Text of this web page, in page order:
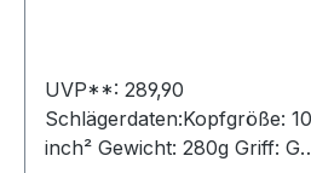
UVP**: 289,90
Schlägerdaten:Kopfgröße: 100
inch² Gewicht: 280g Griff: G